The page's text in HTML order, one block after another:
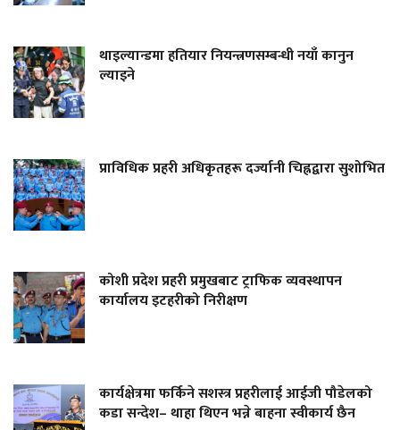
थाइल्यान्डमा हतियार नियन्त्रणसम्बन्धी नयाँ कानुन
ल्याइने
प्राविधिक प्रहरी अधिकृतहरू दर्ज्यानी चिह्नद्वारा सुशोभित
कोशी प्रदेश प्रहरी प्रमुखबाट ट्राफिक व्यवस्थापन
कार्यालय इटहरीको निरीक्षण
कार्यक्षेत्रमा फर्किने सशस्त्र प्रहरीलाई आईजी पौडेलको
कडा सन्देश– थाहा थिएन भन्ने बाहना स्वीकार्य छैन